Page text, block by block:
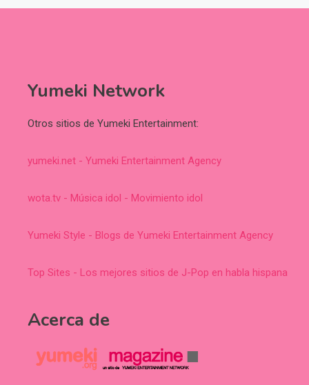
Yumeki Network
Otros sitios de Yumeki Entertainment:
yumeki.net - Yumeki Entertainment Agency
wota.tv - Música idol - Movimiento idol
Yumeki Style - Blogs de Yumeki Entertainment Agency
Top Sites - Los mejores sitios de J-Pop en habla hispana
Acerca de